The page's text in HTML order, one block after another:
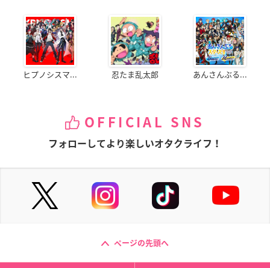
ヒプノシスマ... 忍たま乱太郎 あんさんぶる...
OFFICIAL SNS
フォローしてより楽しいオタクライフ！
ページの先頭へ